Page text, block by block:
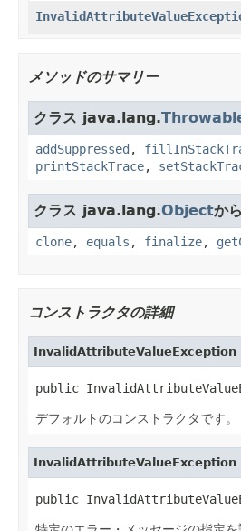
メソッドのサマリー
クラス java.lang.
addSuppressed ,
printStackTrace,
クラス java.lang.Objectか
clone, equals , finalize,
コンストラクタの詳細
InvalidAttributeValueException
public
デフォルトのコンストラクタです。
InvalidAttributeValueException
public